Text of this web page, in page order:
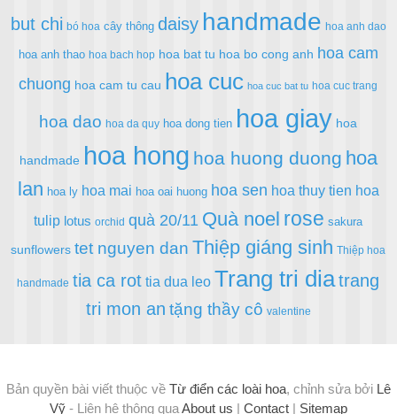
but chi bó hoa cây thông daisy handmade hoa anh dao
hoa anh thao hoa bach hop hoa bat tu hoa bo cong anh hoa cam
chuong hoa cam tu cau hoa cuc hoa cuc bat tu hoa cuc trang
hoa dao hoa da quy hoa dong tien hoa giay hoa
handmade hoa hong hoa huong duong hoa
lan hoa ly hoa mai hoa oai huong hoa sen hoa thuy tien hoa
tulip lotus orchid quà 20/11 Quà noel rose sakura
sunflowers tet nguyen dan Thiệp giáng sinh Thiệp hoa
handmade tia ca rot tia dua leo Trang tri diatrang
tri mon an tặng thầy cô valentine
Bản quyền bài viết thuộc về Từ điển các loài hoa, chỉnh sửa bởi Lê
Vỹ - Liên hệ thông quaAbout us | Contact | Sitemap